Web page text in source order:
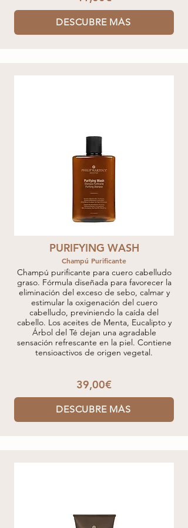
DESCUBRE MÁS
PURIFYING WASH
Champú Purificante
Champú purificante para cuero cabelludo
graso. Fórmula diseñada para favorecer la
eliminación del exceso de sebo, calmar y
estimular la oxigenación del cuero
cabelludo, previniendo la caída del
cabello. Los aceites de Menta, Eucalipto y
Árbol del Té dejan una agradable
sensación refrescante en la piel. Contiene
tensioactivos de origen vegetal.
39,00€
DESCUBRE MÁS